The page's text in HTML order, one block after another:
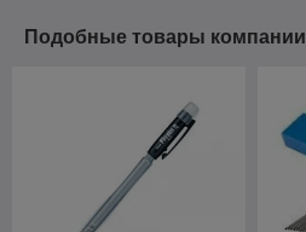
Подобные товары компании